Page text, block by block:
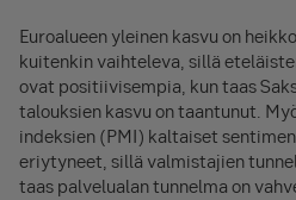
Euroalueen yleinen kasvu on
kuitenkin vaihteleva, sillä
ovat positiivisempia, kun taas
talouksien kasvu on taantunut.
indeksien (PMI) kaltaiset
eriytyneet, sillä valmistajien
taas palvelualan tunnelma on